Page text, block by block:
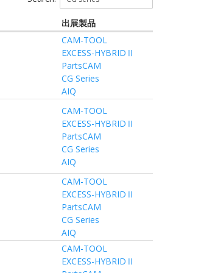
出展製品
CAM-TOOL
EXCESS-HYBRIDⅡ
PartsCAM
CG Series
AIQ
CAM-TOOL
EXCESS-HYBRIDⅡ
PartsCAM
CG Series
AIQ
CAM-TOOL
EXCESS-HYBRIDⅡ
PartsCAM
CG Series
AIQ
CAM-TOOL
EXCESS-HYBRIDⅡ